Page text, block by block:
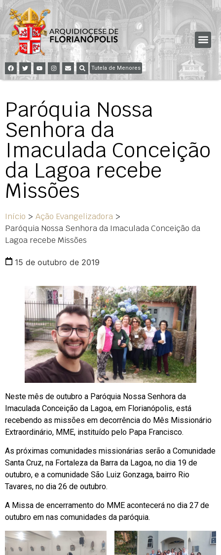
Tutela de Menores
Paróquia Nossa
Senhora da
Imaculada Conceição
da Lagoa recebe
Missões
Início > Ação Evangelizadora >
Paróquia Nossa Senhora da Imaculada Conceição da
Lagoa recebe Missões
15 de outubro de 2019
Neste mês de outubro a Paróquia Nossa Senhora da
Imaculada Conceição da Lagoa, em Florianópolis, está
recebendo as missões em decorrência do Mês Missionário
Extraordinário, MME, instituído pelo Papa Francisco.
As próximas comunidades missionárias serão a Comunidade
Santa Cruz, na Fortaleza da Barra da Lagoa, no dia 19 de
outubro, e a comunidade São Luiz Gonzaga, bairro Rio
Tavares, no dia 26 de outubro.
A Missa de encerramento do MME acontecerá no dia 27 de
outubro em nas comunidades da paróquia.